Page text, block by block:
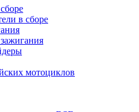
в сборе
мотоциклов